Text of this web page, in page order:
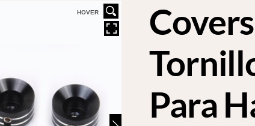
HOVER
Para